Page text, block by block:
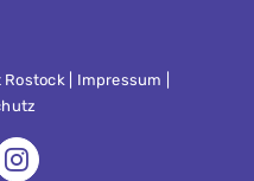
| Impressum
Instagram